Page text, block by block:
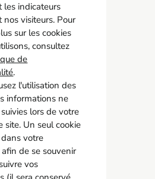
23/87
65 63
87.fr
rapide
Contact
Adhérer
adhérent
du Personnel
les indicateurs
nos visiteurs. Pour
sur les cookies
consultez
de
.
l'utilisation des
informations ne
lors de votre
site. Un seul cookie
votre
de se souvenir
vos